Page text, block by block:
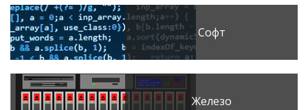
Софт
Железо